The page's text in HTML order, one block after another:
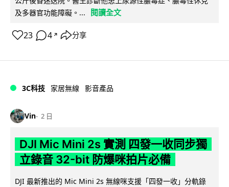
及多器官功能障礙。...
閱讀全文
23 4 ↗ 分享
3C科技 家居無線 影音產品
Vin 2 日
DJI Mic Mini 2s 實測 四發一收同步獨
立錄音 32-bit 防爆咪拍片必備
DJI 最新推出的 Mic Mini 2s 無線咪支援「四發一收」分軌錄